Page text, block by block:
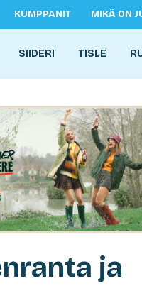
KUMPPANIT MIKÄ ON
SIIDERI TISLE
ja